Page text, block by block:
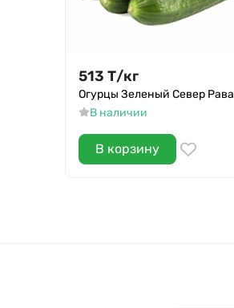
513 Т/кг
Огурцы Зеленый Север Рава
В наличии
В корзину